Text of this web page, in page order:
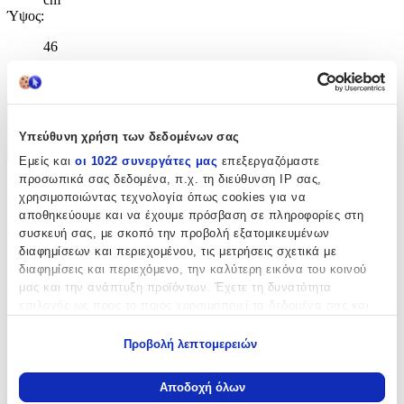
Υπεύθυνη χρήση των δεδομένων σας
Εμείς και οι 1022 συνεργάτες μας επεξεργαζόμαστε
προσωπικά σας δεδομένα, π.χ. τη διεύθυνση IP σας,
χρησιμοποιώντας τεχνολογία όπως cookies για να
αποθηκεύουμε και να έχουμε πρόσβαση σε πληροφορίες στη
συσκευή σας, με σκοπό την προβολή εξατομικευμένων
διαφημίσεων και περιεχομένου, τις μετρήσεις σχετικά με
διαφημίσεις και περιεχόμενο, την καλύτερη εικόνα του κοινού
μας και την ανάπτυξη προϊόντων. Έχετε τη δυνατότητα
Να συλλέξουμε πληροφορίες σχετικά με τη γεωγραφική
σας τοποθεσία, οι οποίες μπορεί να είναι ακριβείς σε
Προβολή λεπτομερειών
Αποδοχή όλων
Ύψος:
46
Χαρακτηριστικά
Κατασκευαστής :
Uni Pap
Βασικά Χαρακτηριστικά
Φύλο